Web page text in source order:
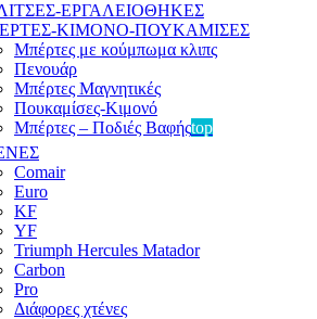
ΕΡΓΑΛΕΙΟΘΗΚΕΣ
ΚΙΜΟΝΟ-ΠΟΥΚΑΜΙΣΕΣ
Μπέρτες με κούμπωμα κλιπς
Πενουάρ
Μπέρτες Μαγνητικές
Πουκαμίσες-Κιμονό
Μπέρτες – Ποδιές Βαφήςtop
Comair
Euro
KF
YF
Triumph Hercules Matador
Carbon
Pro
Διάφορες χτένες